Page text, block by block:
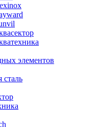
элементов